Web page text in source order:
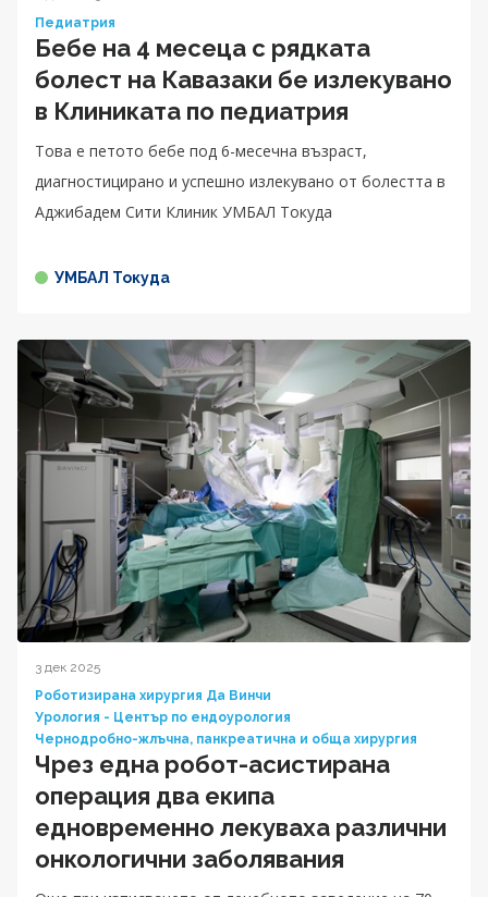
Педиатрия
Бебе на 4 месеца с рядката
болест на Кавазаки бе излекувано
в Клиниката по педиатрия
Tова е петото бебе под 6-месечна възраст,
диагностицирано и успешно излекувано от болестта в
Аджибадем Сити Клиник УМБАЛ Токуда
УМБАЛ Токуда
3 дек 2025
Роботизирана хирургия Да Винчи
Урология - Център по ендоурология
Чернодробно-жлъчна, панкреатична и обща хирургия
Чрез една робот-асистирана
операция два екипа
едновременно лекуваха различни
онкологични заболявания